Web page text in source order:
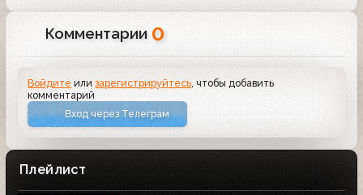
Комментарии 0
Войдите илизарегистрируйтесь, чтобы добавить
комментарий
Вход через Телеграм
Плейлист